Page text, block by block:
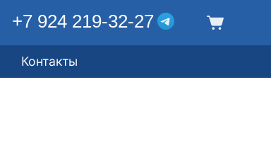
+7 924 219-32-27
Контакты